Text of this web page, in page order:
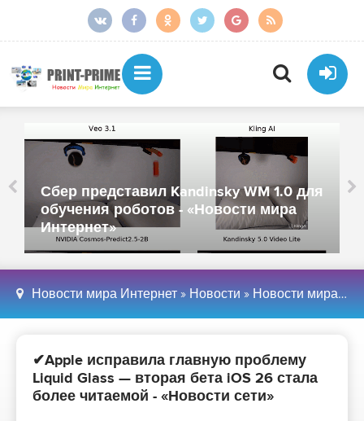
Сбер представил Kandinsky WM 1.0 для
обучения роботов - «Новости мира
Интернет»
Новости мира Интернет » Новости » Новости мира Интернет
✔Apple исправила главную проблему
Liquid Glass — вторая бета iOS 26 стала
более читаемой - «Новости сети»